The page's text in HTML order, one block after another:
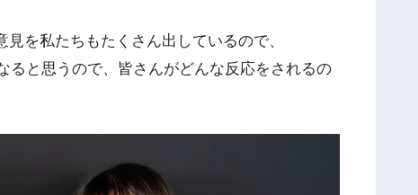
を私たちもたくさん出しているので、
ると思うので、皆さんがどんな反応をされるの